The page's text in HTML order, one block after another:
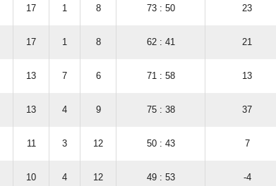
17 1 8 73 : 50 23
17 1 8 62 : 41 21
13 7 6 71 : 58 13
13 4 9 75 : 38 37
11 3 12 50 : 43 7
10 4 12 49 : 53 -4